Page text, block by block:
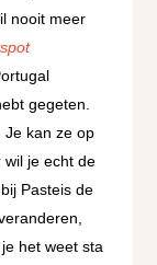
nooit meer
gegeten.
Je kan ze op
wil je echt de
Pasteis de
het weet sta